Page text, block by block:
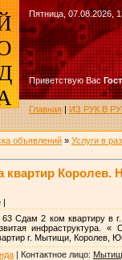
Пятница, 07.08.2026,
Приветствую Вас
Главная|ИЗ РУК В
объявлений» Услуги в
квартир Королев.
|
Сдам 2 ком квартиру в
инфраструктура.
г. Мытищи, Королев,
| Контактное лицо: